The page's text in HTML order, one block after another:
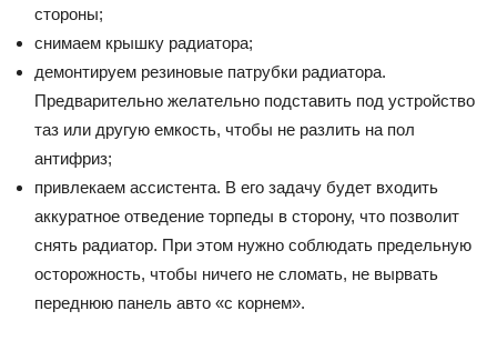
стороны;
снимаем крышку радиатора;
демонтируем резиновые патрубки радиатора.
Предварительно желательно подставить под устройство
таз или другую емкость, чтобы не разлить на пол
антифриз;
привлекаем ассистента. В его задачу будет входить
аккуратное отведение торпеды в сторону, что позволит
снять радиатор. При этом нужно соблюдать предельную
осторожность, чтобы ничего не сломать, не вырвать
переднюю панель авто «с корнем».